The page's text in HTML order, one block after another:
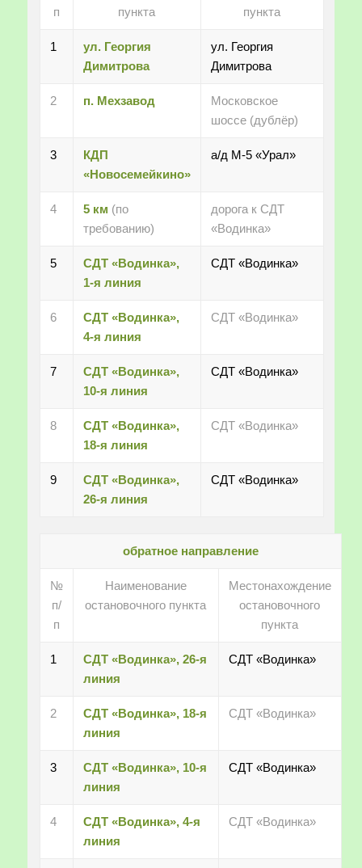
п
пункта
пункта
1
ул. Георгия
Димитрова
ул. Георгия
Димитрова
2 п. Мехзавод
Московское
шоссе (дублёр)
3
КДП
«Новосемейкино»
а/д М-5 «Урал»
4 5 км (по
требованию)
дорога к СДТ
«Водинка»
5
СДТ «Водинка»,
1-я линия
СДТ «Водинка»
6
СДТ «Водинка»,
4-я линия
СДТ «Водинка»
7
СДТ «Водинка»,
10-я линия
СДТ «Водинка»
8
СДТ «Водинка»,
18-я линия
СДТ «Водинка»
9
СДТ «Водинка»,
26-я линия
СДТ «Водинка»
обратное направление
№
п/
п
Наименование
остановочного пункта
Местонахождение
остановочного
пункта
1
СДТ «Водинка», 26-я
линия
СДТ «Водинка»
2
СДТ «Водинка», 18-я
линия
СДТ «Водинка»
3
СДТ «Водинка», 10-я
линия
СДТ «Водинка»
4
СДТ «Водинка», 4-я
линия
СДТ «Водинка»